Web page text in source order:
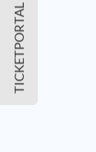
TICKETPORTAL